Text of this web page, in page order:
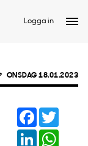
Logga in
ONSDAG 18.01.2023
Facebook
LinkedIn